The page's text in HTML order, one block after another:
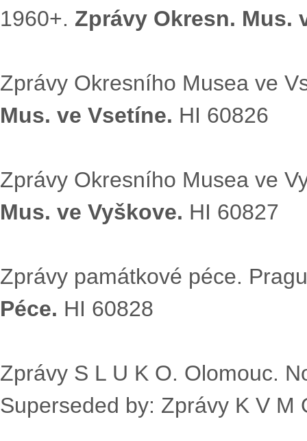
1960+. Zprávy Okresn. Mus.
Zprávy Okresního Musea ve
Mus. ve Vsetíne. HI 60826
Zprávy Okresního Musea ve
Mus. ve Vyškove. HI 60827
Zprávy památkové péce.
Péce. HI 60828
Zprávy S L U K O. Olomouc.
Superseded by: Zprávy K V M